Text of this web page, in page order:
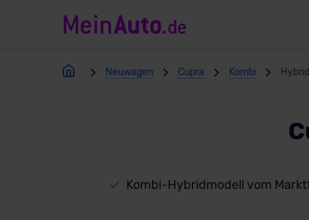
Neuwagen Cupra Kombi Hybrid
Kombi-Hybridmodell vom